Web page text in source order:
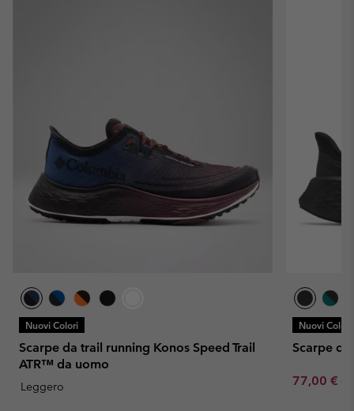
Nuovi Colori
Scarpe da trail running Konos Speed Trail
ATR™ da uomo
Leggero
Nuovi Colori
Scarpe
Sale price:
77,00 €